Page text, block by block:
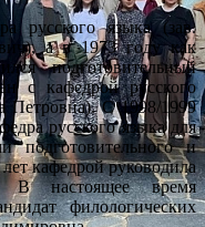
русского языка (зав.
а в 1973 году как
подготовительный
с кафедрой русского
Петровна). С 1998/1999
русского языка для
подготовительного и
кафедрой руководила
В настоящее время
филологических